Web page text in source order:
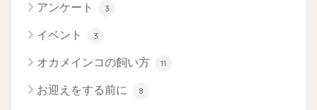
アンケート 3
イベント 3
オカメインコの飼い方 11
お迎えをする前に 8